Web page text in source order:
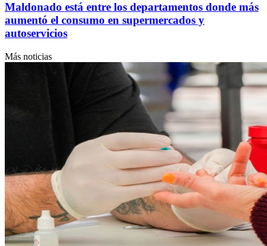
Maldonado está entre los departamentos donde más
aumentó el consumo en supermercados y
autoservicios
Más noticias